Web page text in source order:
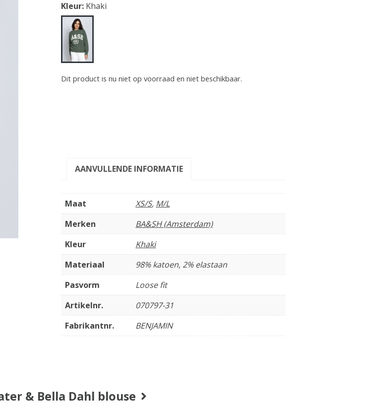
Kleur: Khaki
Dit product is nu niet op voorraad en niet beschikbaar.
AANVULLENDE INFORMATIE
Maat XS/S, M/L
Merken
BA&SH (Amsterdam)
Kleur
Khaki
Materiaal
98% katoen, 2% elastaan
Pasvorm
Loose fit
Artikelnr.
070797-31
Fabrikantnr.
BENJAMIN
& Bella Dahl blouse